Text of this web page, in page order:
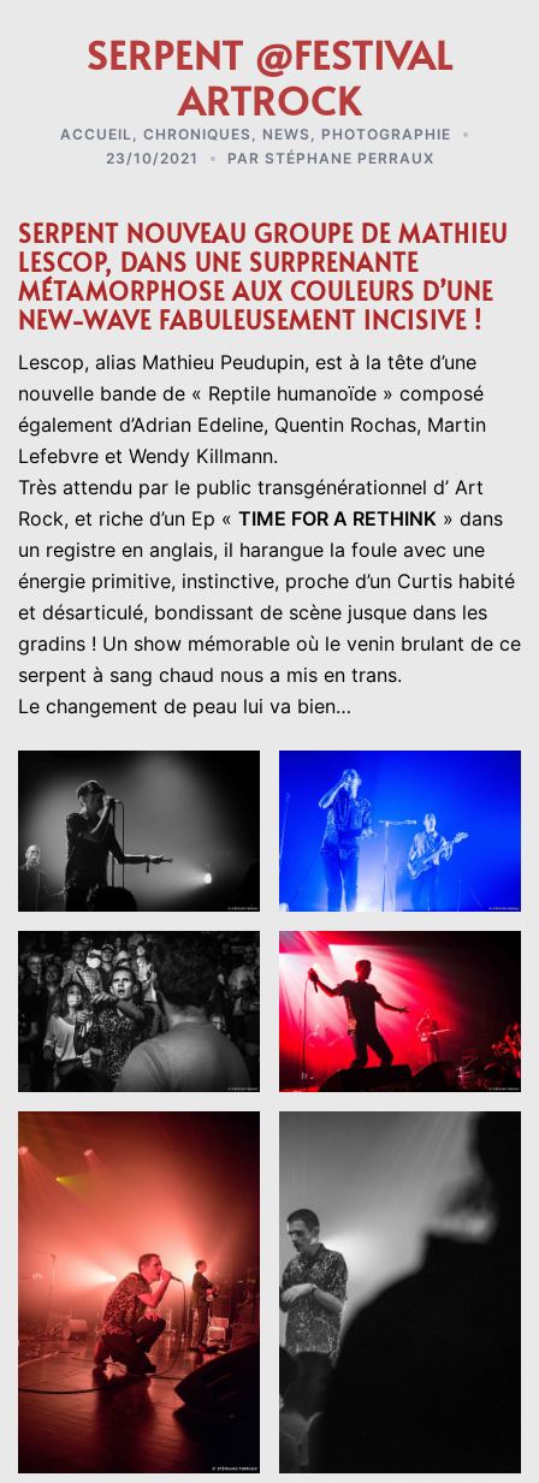
SERPENT @FESTIVAL
ARTROCK
ACCUEIL CHRONIQUES NEWS
PHOTOGRAPHIE
23/10/2021
PAR STÉPHANE PERRAUX
SERPENT NOUVEAU GROUPE DE MATHIEU
LESCOP, DANS UNE SURPRENANTE
MÉTAMORPHOSE AUX COULEURS D’UNE
NEW-WAVE FABULEUSEMENT INCISIVE !
Lescop, alias Mathieu Peudupin, est à la tête d’une
nouvelle bande de « Reptile humanoïde » composé
également d’Adrian Edeline, Quentin Rochas, Martin
Lefebvre et Wendy Killmann.
Très attendu par le public transgénérationnel d’ Art
Rock, et riche d’un Ep « TIME FOR A RETHINK » dans
un registre en anglais, il harangue la foule avec une
énergie primitive, instinctive, proche d’un Curtis habité
et désarticulé, bondissant de scène jusque dans les
gradins ! Un show mémorable où le venin brulant de ce
serpent à sang chaud nous a mis en trans.
Le changement de peau lui va bien…